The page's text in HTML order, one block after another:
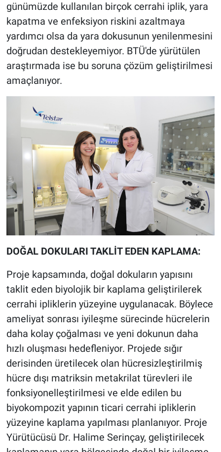
günümüzde kullanılan birçok cerrahi iplik, yara
kapatma ve enfeksiyon riskini azaltmaya
yardımcı olsa da yara dokusunun yenilenmesini
doğrudan destekleyemiyor. BTÜ'de yürütülen
araştırmada ise bu soruna çözüm geliştirilmesi
amaçlanıyor.
DOĞAL DOKULARI TAKLİT EDEN KAPLAMA:
Proje kapsamında, doğal dokuların yapısını
taklit eden biyolojik bir kaplama geliştirilerek
cerrahi ipliklerin yüzeyine uygulanacak. Böylece
ameliyat sonrası iyileşme sürecinde hücrelerin
daha kolay çoğalması ve yeni dokunun daha
hızlı oluşması hedefleniyor. Projede sığır
derisinden üretilecek olan hücresizleştirilmiş
hücre dışı matriksin metakrilat türevleri ile
fonksiyonelleştirilmesi ve elde edilen bu
biyokompozit yapının ticari cerrahi ipliklerin
yüzeyine kaplama yapılması planlanıyor. Proje
Yürütücüsü Dr. Halime Serinçay, geliştirilecek